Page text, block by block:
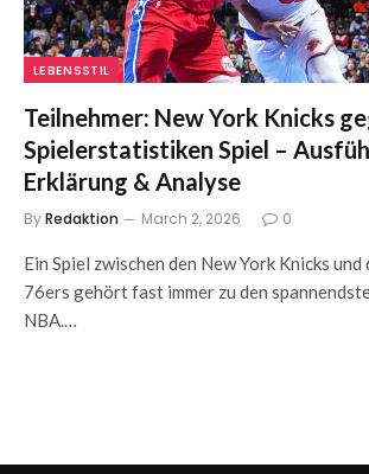
LEBENSSTIL
Teilnehmer: New York Knicks
Spielerstatistiken Spiel –
Erklärung & Analyse
ByRedaktion March 2, 2026 0
Ein Spiel zwischen den New York Knicks
76ers gehört fast immer zu den
NBA.…